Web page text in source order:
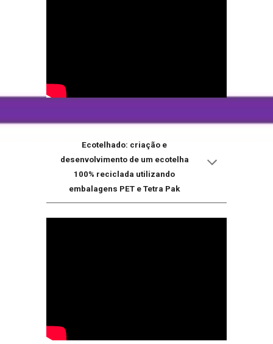
Ecotelhado: criação e
desenvolvimento de um ecotelha
100% reciclada utilizando
embalagens PET e Tetra Pak